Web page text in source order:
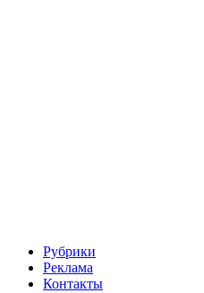
Рубрики
Реклама
Контакты